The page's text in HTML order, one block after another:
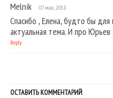
Melnik 07 мая, 2018
Спасибо , Елена, будто бы для
актуальная тема. И про
Reply
ОСТАВИТЬ КОММЕНТАРИЙ